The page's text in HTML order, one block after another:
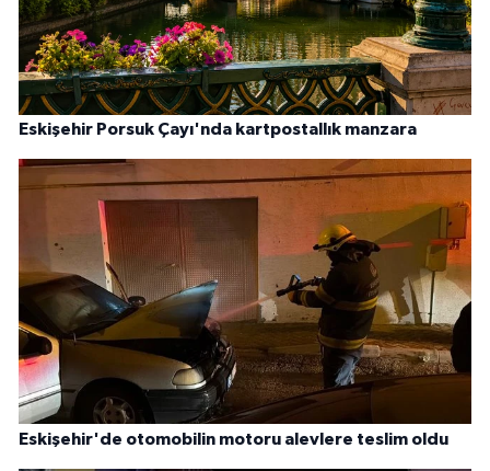
Eskişehir Porsuk Çayı'nda kartpostallık manzara
Eskişehir'de otomobilin motoru alevlere teslim oldu